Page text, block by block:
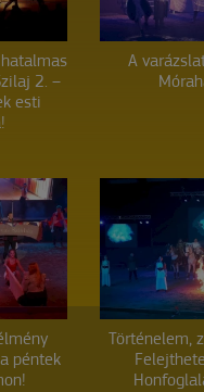
2. –
esti
A
péntek
Történelem,